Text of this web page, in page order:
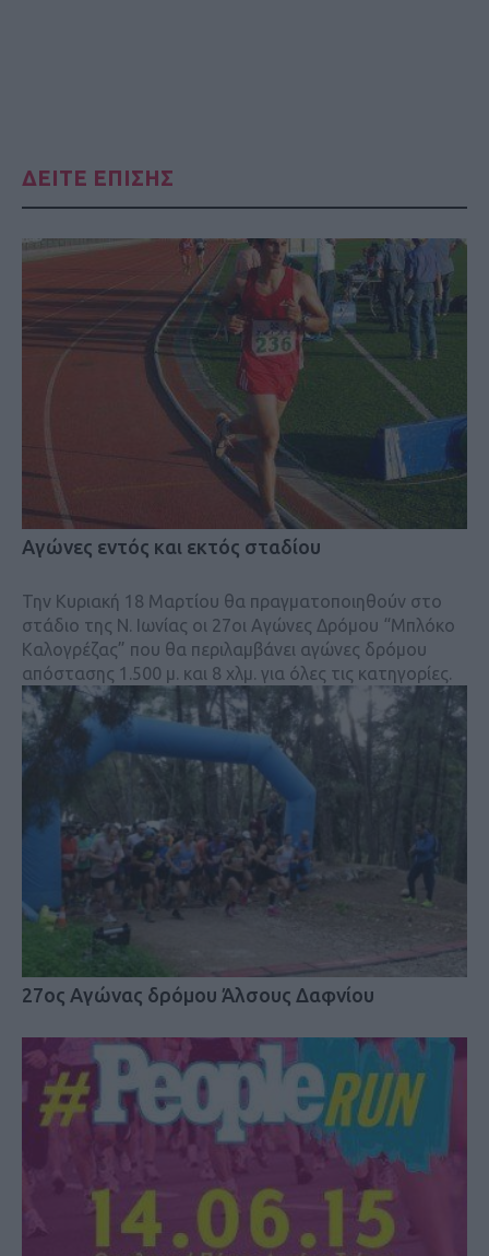
ΔΕΙΤΕ ΕΠΙΣΗΣ
Αγώνες εντός και εκτός σταδίου
Την Κυριακή 18 Μαρτίου θα πραγματοποιηθούν στο
στάδιο της Ν. Ιωνίας οι 27οι Αγώνες Δρόμου “Μπλόκο
Καλογρέζας” που θα περιλαμβάνει αγώνες δρόμου
απόστασης 1.500 μ. και 8 χλμ. για όλες τις κατηγορίες.
27ος Αγώνας δρόμου Άλσους Δαφνίου